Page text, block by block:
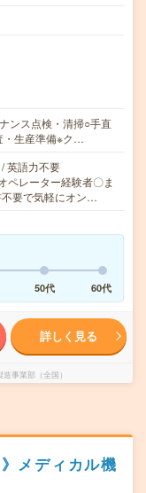
ンス点検・清掃○手直
・生産準備※ク…
英語力不要
レーター経験者〇ま
要で気軽にオン…
50代 60代
詳しく見る
事業部（全国）
メディカル機